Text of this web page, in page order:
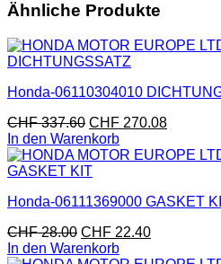
Ähnliche Produkte
Honda-06110304010
CHF337.60 CHF 270.08
In den Warenkorb
Honda-06111369000 GASKET
CHF28.00 CHF 22.40
In den Warenkorb